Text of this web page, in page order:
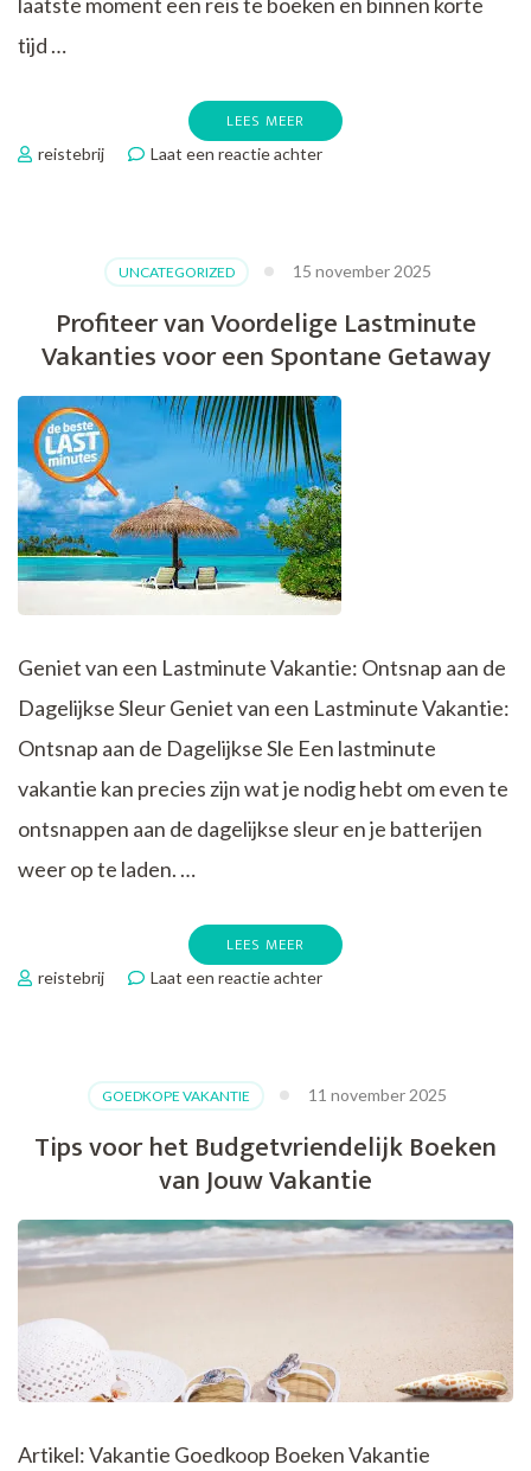
tijd …
LEES MEER
reistebrij Laat een reactie achterop
Super
Minutes:
Jouw
naar
Avontuur
UNCATEGORIZED 15 november 2025
Profiteer van Voordelige Lastminute
Vakanties voor een Spontane Getaway
Geniet van een Lastminute Vakantie: Ontsnap aan de
Dagelijkse Sleur Geniet van een Lastminute Vakantie:
Ontsnap aan de Dagelijkse Sle Een lastminute
vakantie kan precies zijn wat je nodig hebt om even te
ontsnappen aan de dagelijkse sleur en je batterijen
weer op te laden. …
LEES MEER
reistebrij Laat een reactie achterop
Vakanties
een
Spontane
GOEDKOPE VAKANTIE 11 november 2025
Tips voor het Budgetvriendelijk Boeken
van Jouw Vakantie
Artikel: Vakantie Goedkoop Boeken Vakantie